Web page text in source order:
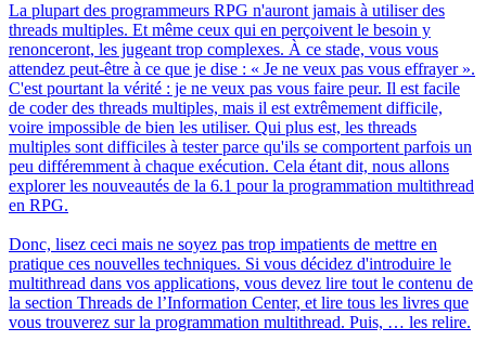
La plupart des programmeurs RPG n'auront jamais à utiliser des
threads multiples. Et même ceux qui en perçoivent le besoin y
renonceront, les jugeant trop complexes. À ce stade, vous vous
attendez peut-être à ce que je dise : « Je ne veux pas vous effrayer ».
C'est pourtant la vérité : je ne veux pas vous faire peur. Il est facile
de coder des threads multiples, mais il est extrêmement difficile,
voire impossible de bien les utiliser. Qui plus est, les threads
multiples sont difficiles à tester parce qu'ils se comportent parfois un
peu différemment à chaque exécution. Cela étant dit, nous allons
explorer les nouveautés de la 6.1 pour la programmation multithread
en RPG.
Donc, lisez ceci mais ne soyez pas trop impatients de mettre en
pratique ces nouvelles techniques. Si vous décidez d'introduire le
multithread dans vos applications, vous devez lire tout le contenu de
la section Threads de l’Information Center, et lire tous les livres que
vous trouverez sur la programmation multithread. Puis, … les relire.